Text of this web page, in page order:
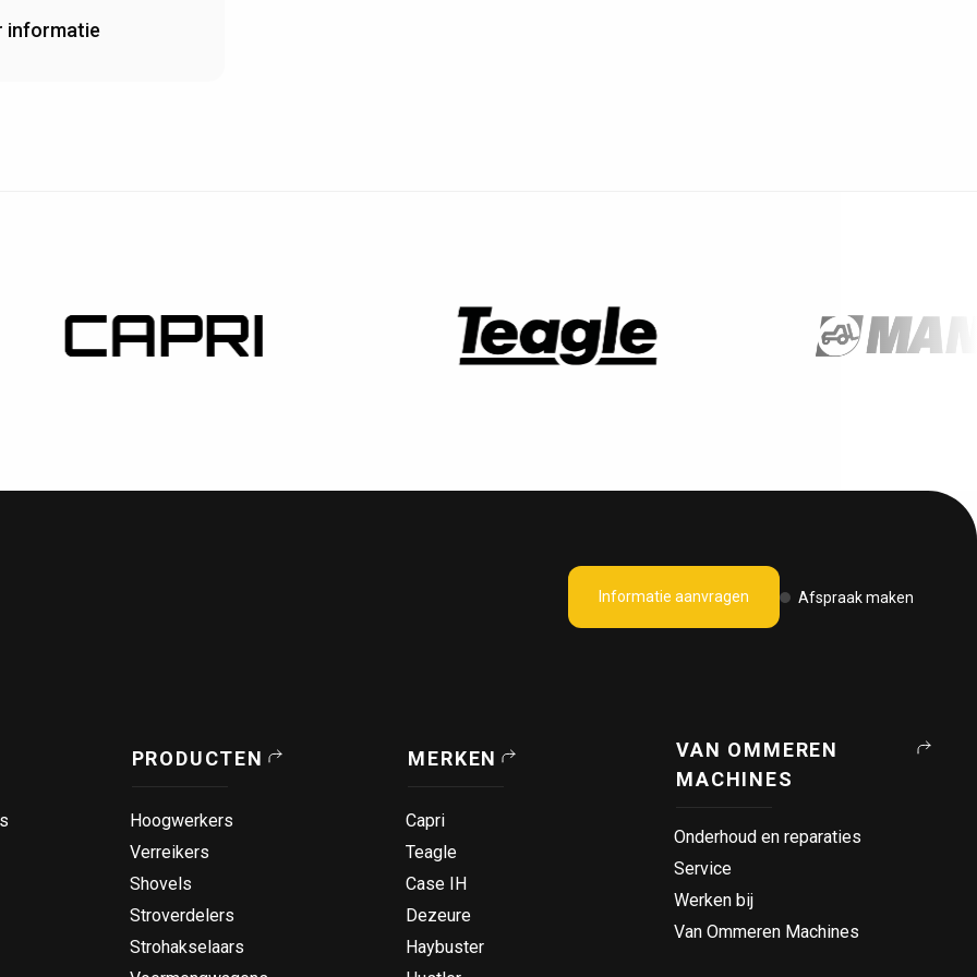
informatie
Informatie aanvragen Afspraak maken
PRODUCTEN
Hoogwerkers
Verreikers
Shovels
Stroverdelers
Strohakselaars
MERKEN
Capri
Teagle
Case IH
Dezeure
Haybuster
VAN OMMEREN
MACHINES
Onderhoud en reparaties
Service
Werken bij
Van Ommeren Machines